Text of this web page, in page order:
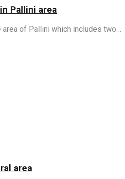
Pallini area
of ​​Pallini which includes two…
area